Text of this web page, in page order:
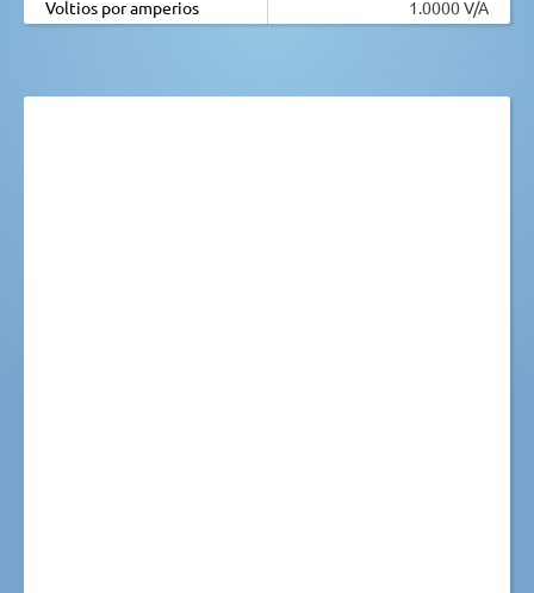
Voltios por amperios
1.0000 V/A